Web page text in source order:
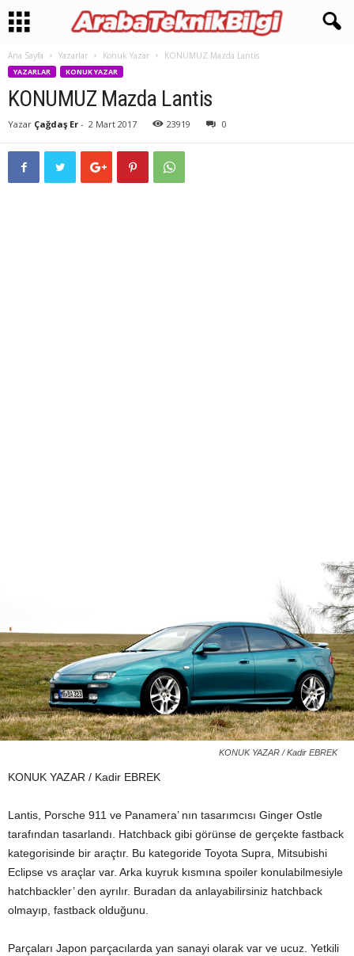
Ana Sayfa Yazarlar Konuk Yazar KONUMUZ Mazda Lantis
YAZARLAR KONUK YAZAR
KONUMUZ Mazda Lantis
Yazar Çağdaş Er - 2 Mart 2017 23919 0
KONUK YAZAR / Kadir EBREK
KONUK YAZAR / Kadir EBREK
Lantis, Porsche 911 ve Panamera’ nın tasarımcısı Ginger Ostle
tarafından tasarlandı. Hatchback gibi görünse de gerçekte fastback
kategorisinde bir araçtır. Bu kategoride Toyota Supra, Mitsubishi
Eclipse vs araçlar var. Arka kuyruk kısmına spoiler konulabilmesiyle
hatchbackler’ den ayrılır. Buradan da anlayabilirsiniz hatchback
olmayıp, fastback olduğunu.
Parçaları Japon parçacılarda yan sanayi olarak var ve ucuz. Yetkili